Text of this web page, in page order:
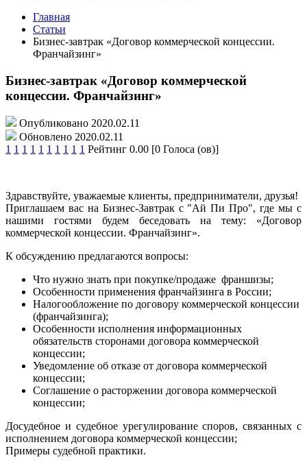
Главная
Статьи
Бизнес-завтрак «Договор коммерческой концессии.
Франчайзинг»
Бизнес-завтрак «Договор коммерческой
концессии. Франчайзинг»
Опубликовано 2020.02.11
Обновлено 2020.02.11
1 1 1 1 1 1 1 1 1 1 Рейтинг 0.00 [0 Голоса (ов)]
Здравствуйте, уважаемые клиенты, предприниматели, друзья!
Приглашаем вас на Бизнес-Завтрак с "Ай Пи Про", где мы с
нашими гостями будем беседовать на тему: «Договор
коммерческой концессии. Франчайзинг».
К обсуждению предлагаются вопросы:
Что нужно знать при покупке/продаже франшизы;
Особенности применения франчайзинга в России;
Налогообложение по договору коммерческой концессии
(франчайзинга);
Особенности исполнения информационных
обязательств сторонами договора коммерческой
концессии;
Уведомление об отказе от договора коммерческой
концессии;
Соглашение о расторжении договора коммерческой
концессии;
Досудебное и судебное урегулирование споров, связанных с
исполнением договора коммерческой концессии;
Примеры судебной практики.